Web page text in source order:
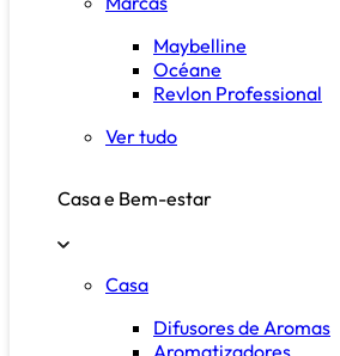
Maybelline
Océane
Revlon Professional
Ver tudo
Casa e Bem-estar
Casa
Difusores de Aromas
Aromatizadores